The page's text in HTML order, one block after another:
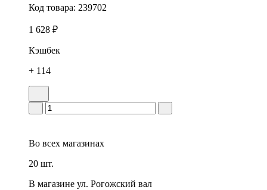
Код товара: 239702
1 628 ₽
Кэшбек
+ 114
Во всех магазинах
20 шт.
В магазине ул. Рогожский вал